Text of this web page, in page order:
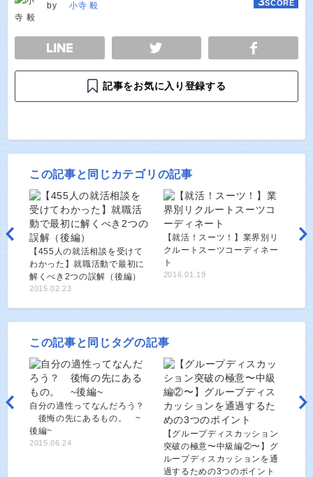
by 小寺 毅 SCORE
TWEET
記事をお気に入り登録する
この記事と同じカテゴリの記事
【455人の就活相談を受けて
わかった】就職活動で最初に
解くべき2つの誤解（後編）
2015.02.23
【就活！スーツ！】業界別リ
クルートスーツコーディネー
ト
2016.01.19
この記事と同じタグの記事
自分の適性ってなんだろう？
後悔の先にあるもの。 ~
後編~
2015.06.24
【グループディスカッション
突破の極意〜中級編②〜】グ
ループディスカッションを通
過するための3つのポイント